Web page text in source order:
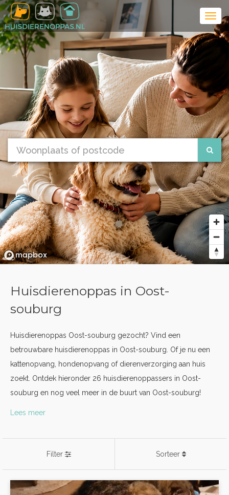
Huisdierenoppas in Oost-
souburg
Huisdierenoppas Oost-souburg gezocht? Vind een
betrouwbare huisdierenoppas in Oost-souburg. Of je nu een
kattenopvang, hondenopvang of dierenverzorging aan huis
zoekt. Ontdek hieronder 26 huisdierenoppassers in Oost-
souburg en nog veel meer in de buurt van Oost-souburg!
Lees meer
Filter Sorteer